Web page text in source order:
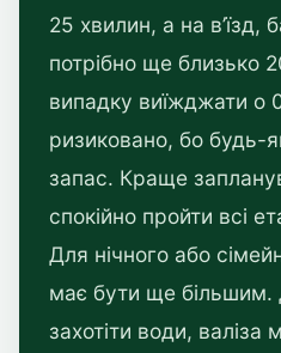
25 хвилин, а на в’їзд,
потрібно ще близько
випадку виїжджати о
ризиковано, бо будь-
запас. Краще
спокійно пройти всі
Для нічного або
має бути ще
захотіти води, валіза